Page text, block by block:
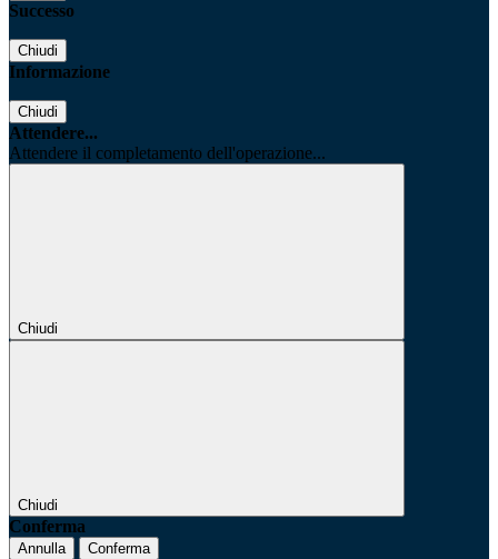
Successo
Chiudi
Informazione
Chiudi
Attendere...
Attendere il completamento dell'operazione...
Chiudi
Chiudi
Conferma
Annulla Conferma